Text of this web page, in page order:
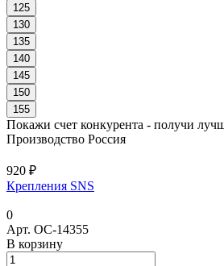
125
130
135
140
145
150
155
Покажи счет конкурента - получи
Производство Россия
920 ₽
Крепления SNS
0
Арт. ОС-14355
В корзину